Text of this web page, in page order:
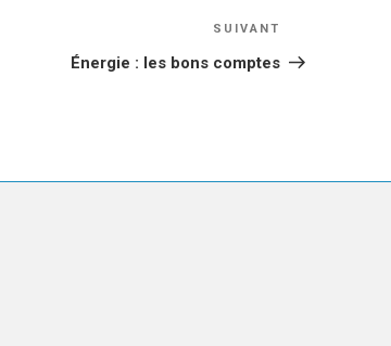
SUIVANT
Énergie : les bons comptes